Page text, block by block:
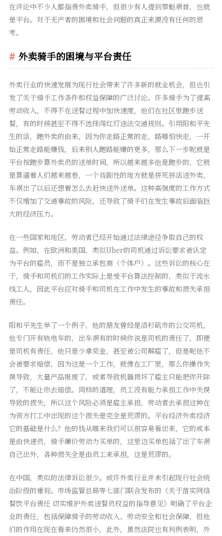
在评论中不少人都指责外卖骑手，但很少有人提到罪魁祸首，也就
是平台。对于无产者的困境和社会问题的真正来源没有任何的思
考。
外卖骑手的困境与平台责任
外卖行业的快速发展为现行社会带来了许多新的就业机会，但也引
发了关于骑手工作条件和权益保障的广泛讨论。许多骑手为了提高
劳动收入，不得不在送餐过程中加快速度，他们在社区里跑步送
餐，有的时候甚至不得不选择闯红灯违法交通规则。引用阳和平先
生的话，跑外卖的由来，因为你走路正常的走，路哪怕快走，一开
始正常走路能赚钱，后来别人跑路能赚的更多，那么下一步呢就是
平台按跑步算外卖员的送单时间，所以越来越多他是跑步的，它就
是算逼着人们越来越卷，一个戏剧性的地方就是拼死拼活送外卖，
车祸出了以后还想着怎么去赶快送外送单。这种高强度的工作方式
不仅增加了交通事故的风险，还导致了骑手们在发生事故后面临巨
大的经济压力。
在一些国家和地区，劳动者已经开始通过法律途径争取自己的权
益。例如，在欧洲和美国，类似Uber的司机通过诉讼要求被认定
为平台的雇员，而不是独立承包商（个体户）。这些诉讼的核心在
于，骑手和司机们的工作实际上是受平台算法控制的，类似于流水
线工人，因此平台应对骑手和司机在工作中发生的事故和损失承担
责任。
阳和平先生举了一个例子，他的朋友曾经是洛杉矶市的公交司机，
他专门开有轨电车的，出车祸有的时候你说是司机的责任了，即便
是司机有责任，他只是少拿奖金，甚至被公司解雇了，但是呢他不
会被要求赔偿，因为这是一个工作，就像在工厂里，那么你操作失
误导致，大量产品报废了，或者导致机器损坏了雇主只能把你开除
了，不能让你去赔偿。同样的道理，员工没有能力承担工作中失误
导致的损失，所以这个风险必须是雇主承担，劳动者去承担这种在
为资方打工中出现的这个损失是完全是荒谬的。平台经济外卖经济
它的基础是什么？他的钱从哪来我们可以很容易看出来，它的成本
是由快递员，骑手廉价劳动力买单的，这里边买单包括了出了车祸
自己出外，各种损失全是由员工来承担，这是荒谬的。
在中国，类似的法律诉讼很少。或许外卖行业并未引起现行社会统
治阶级的重视。市场监管总局等七部门联合发布的《关于落实网络
餐饮平台责任 切实维护外卖送餐员权益的指导意见》明确了平台企
业的责任，包括保障骑手的劳动收入、劳动安全和社会保障，但他
们的作用在现在看来仍然很小，此外，虽然法院也有判例表明，外